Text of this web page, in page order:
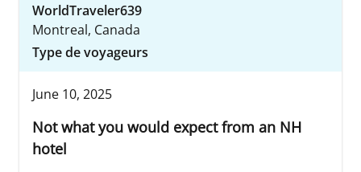
WorldTraveler639
Montreal, Canada
Type de voyageurs
June 10, 2025
Not what you would expect from an NH
hotel